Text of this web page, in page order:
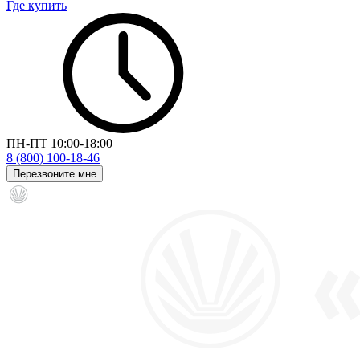
Где купить
ПН-ПТ 10:00-18:00
8 (800) 100-18-46
Перезвоните мне